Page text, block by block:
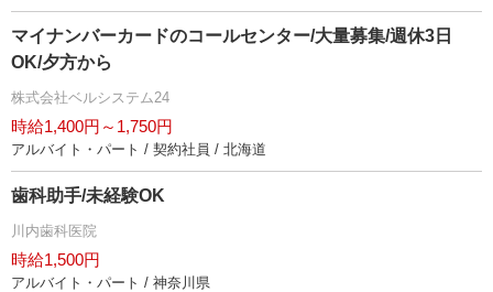
マイナンバーカードのコールセンター/大量募集/週休3日
OK/夕方から
株式会社ベルシステム24
時給1,400円～1,750円
アルバイト・パート / 契約社員 / 北海道
歯科助手/未経験OK
川内歯科医院
時給1,500円
アルバイト・パート / 神奈川県